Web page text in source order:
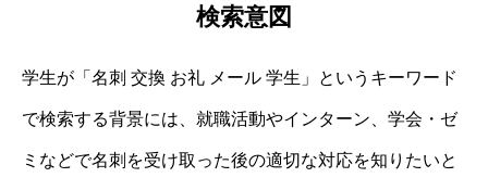
検索意図
学生が「名刺 交換 お礼 メール 学生」というキーワード
で検索する背景には、就職活動やインターン、学会・ゼ
ミなどで名刺を受け取った後の適切な対応を知りたいと